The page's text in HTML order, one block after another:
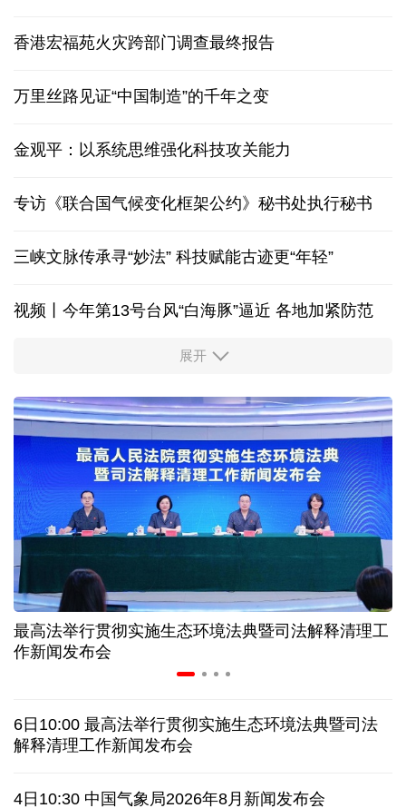
香港宏福苑火灾跨部门调查最终报告
万里丝路见证“中国制造”的千年之变
金观平：以系统思维强化科技攻关能力
专访《联合国气候变化框架公约》秘书处执行秘书
三峡文脉传承寻“妙法” 科技赋能古迹更“年轻”
视频丨今年第13号台风“白海豚”逼近 各地加紧防范
柔性制造，高效匹配差异化需求
“零关税”实施100天 见证中非合作新气象
高温下用电负荷创新高 解码今夏的清凉底气
活力中国调研行丨弯道超车 如何“皖”美提速
年中经济观察 服务实体经济 财政金融打出"组合拳"
7月份中国仓储指数保持扩张 行业运行韧性较强
俄黑客称获取北约直接参与袭击俄领土证据
全球媒体聚焦︱外媒：美国劳动力市场正在走弱
展开
最高法举行贯彻实施生态环境法典暨司法解释清理工
作新闻发布会
6日10:00 最高法举行贯彻实施生态环境法典暨司法
解释清理工作新闻发布会
4日10:30 中国气象局2026年8月新闻发布会